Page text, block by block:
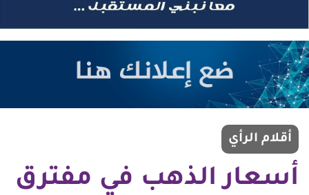
أقلام الرأي
أسعار الذهب في مفترق